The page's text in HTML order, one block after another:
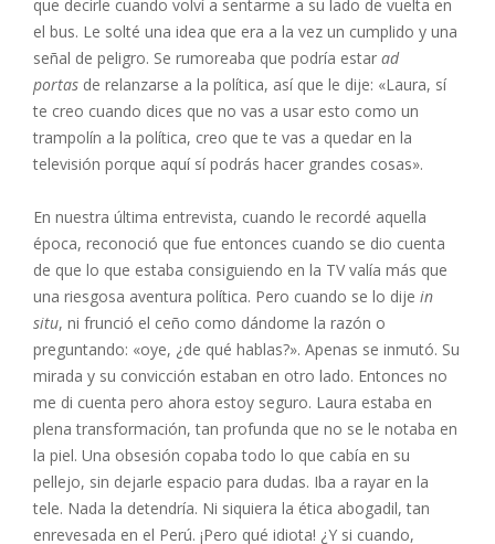
que decirle cuando volví a sentarme a su lado de vuelta en
el bus. Le solté una idea que era a la vez un cumplido y una
señal de peligro. Se rumoreaba que podría estar ad
portas de relanzarse a la política, así que le dije: «Laura, sí
te creo cuando dices que no vas a usar esto como un
trampolín a la política, creo que te vas a quedar en la
televisión porque aquí sí podrás hacer grandes cosas».
En nuestra última entrevista, cuando le recordé aquella
época, reconoció que fue entonces cuando se dio cuenta
de que lo que estaba consiguiendo en la TV valía más que
una riesgosa aventura política. Pero cuando se lo dije in
situ, ni frunció el ceño como dándome la razón o
preguntando: «oye, ¿de qué hablas?». Apenas se inmutó. Su
mirada y su convicción estaban en otro lado. Entonces no
me di cuenta pero ahora estoy seguro. Laura estaba en
plena transformación, tan profunda que no se le notaba en
la piel. Una obsesión copaba todo lo que cabía en su
pellejo, sin dejarle espacio para dudas. Iba a rayar en la
tele. Nada la detendría. Ni siquiera la ética abogadil, tan
enrevesada en el Perú. ¡Pero qué idiota! ¿Y si cuando,